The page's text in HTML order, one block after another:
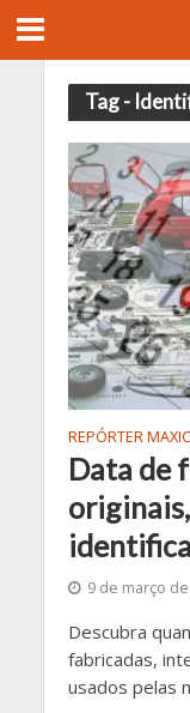
Tag -
REPÓRTER
Data de
9 de março
Descubra
fabricadas,
usados pelas